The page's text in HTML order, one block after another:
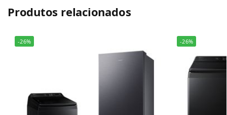
Produtos relacionados
-26% -26%